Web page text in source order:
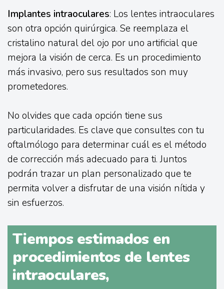
Implantes intraoculares: Los lentes intraoculares
son otra opción quirúrgica. Se reemplaza el
cristalino natural del ojo por uno artificial que
mejora la visión de cerca. Es un procedimiento
más invasivo, pero sus resultados son muy
prometedores.
No olvides que cada opción tiene sus
particularidades. Es clave que consultes con tu
oftalmólogo para determinar cuál es el método
de corrección más adecuado para ti. Juntos
podrán trazar un plan personalizado que te
permita volver a disfrutar de una visión nítida y
sin esfuerzos.
Tiempos estimados en
procedimientos de lentes
intraoculares,